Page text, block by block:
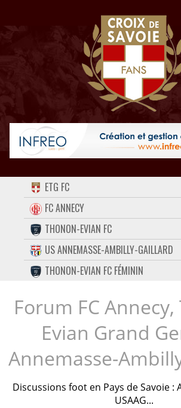
ACCUEIL
FORUM
CONTACT
FACEBOOK
TWITTER
INSTAGRAM
ETG FC
FC ANNECY
THONON-EVIAN FC
US ANNEMASSE-AMBILLY-GAILLARD
THONON-EVIAN FC FÉMININ
Forum FC
Evian Grand
Annemasse-
Discussions foot en Pays de Savoie :
USAAG...